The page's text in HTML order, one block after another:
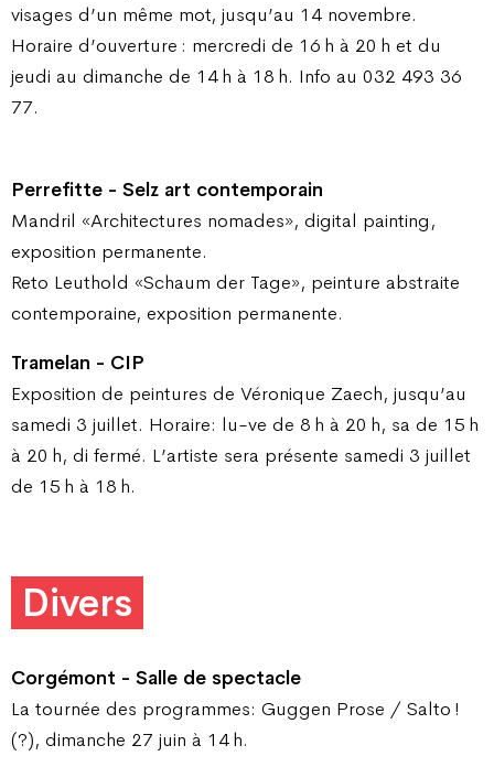
visages d’un même mot, jusqu’au 14 novembre.
Horaire d’ouverture : mercredi de 16 h à 20 h et du
jeudi au dimanche de 14 h à 18 h. Info au 032 493 36
77.
Perrefitte - Selz art contemporain
Mandril «Architectures nomades», digital painting,
exposition permanente.
Reto Leuthold «Schaum der Tage», peinture abstraite
contemporaine, exposition permanente.
Tramelan - CIP
Exposition de peintures de Véronique Zaech, jusqu’au
samedi 3 juillet. Horaire: lu-ve de 8 h à 20 h, sa de 15 h
à 20 h, di fermé. L’artiste sera présente samedi 3 juillet
de 15 h à 18 h.
Divers
Corgémont - Salle de spectacle
La tournée des programmes: Guggen Prose / Salto !
(?), dimanche 27 juin à 14 h.